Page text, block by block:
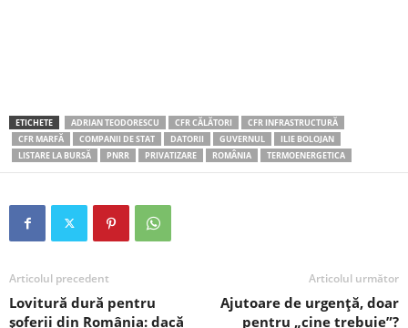
ETICHETE ADRIAN TEODORESCU CFR CĂLĂTORI
CFR INFRASTRUCTURĂ
CFR MARFĂ
COMPANII DE STAT DATORII GUVERNUL
ILIE BOLOJAN
LISTARE LA BURSĂ
PNRR PRIVATIZARE ROMÂNIA TERMOENERGETICA
Articolul precedent
Lovitură dură pentru
șoferii din România: dacă
Articolul următor
Ajutoare de urgență, doar
pentru „cine trebuie”?